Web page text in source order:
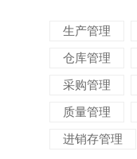
生产管理
仓库管理
采购管理
质量管理
进销存管理